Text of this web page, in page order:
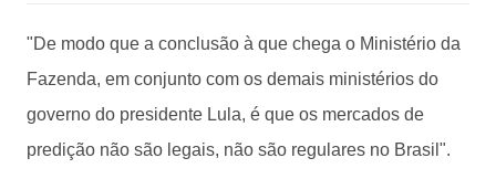
"De modo que a conclusão à que chega o Ministério da
Fazenda, em conjunto com os demais ministérios do
governo do presidente Lula, é que os mercados de
predição não são legais, não são regulares no Brasil".